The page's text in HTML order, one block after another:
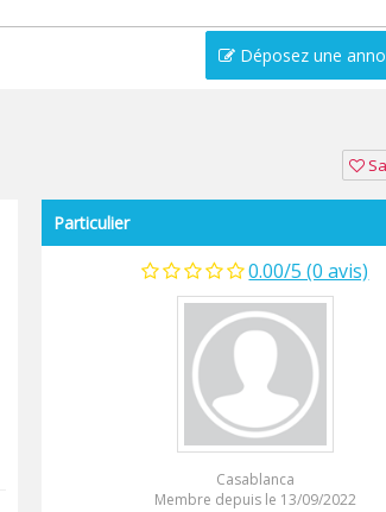
Déposez une
Particulier
0.00/5 (0 avis)
Casablanca
Membre depuis le 13/09/2022